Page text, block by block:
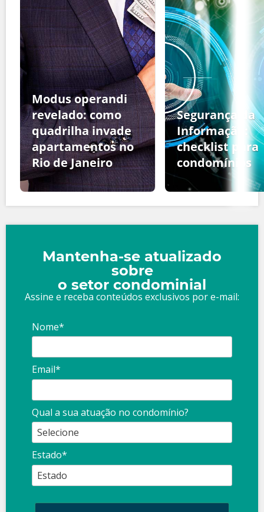
Modus operandi
revelado: como
quadrilha invade
apartamentos no
Rio de Janeiro
Segurança da
Informação:
checklist para
condomínios
Mantenha-se atualizado
sobre
o setor condominial
Assine e receba conteúdos exclusivos por e-mail:
Nome*
Email*
Qual a sua atuação no condomínio?
Estado*